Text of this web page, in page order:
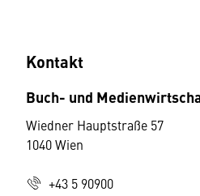
Kontakt
Buch- und
Wiedner Hauptstraße 57
1040 Wien
+43 5 90900